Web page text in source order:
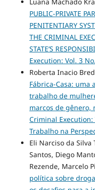
PUBLIC-PRIVATE
PENITENTIARY
THE CRIMINAL
STATE’S
Execution: Vol. 3
Roberta Inacio
Fábrica-Casa:
trabalho de
marcos de gênero,
Criminal Execution:
Trabalho na
Eli Narciso da
Santos, Diego
Rezende, Marcelo
política sobre